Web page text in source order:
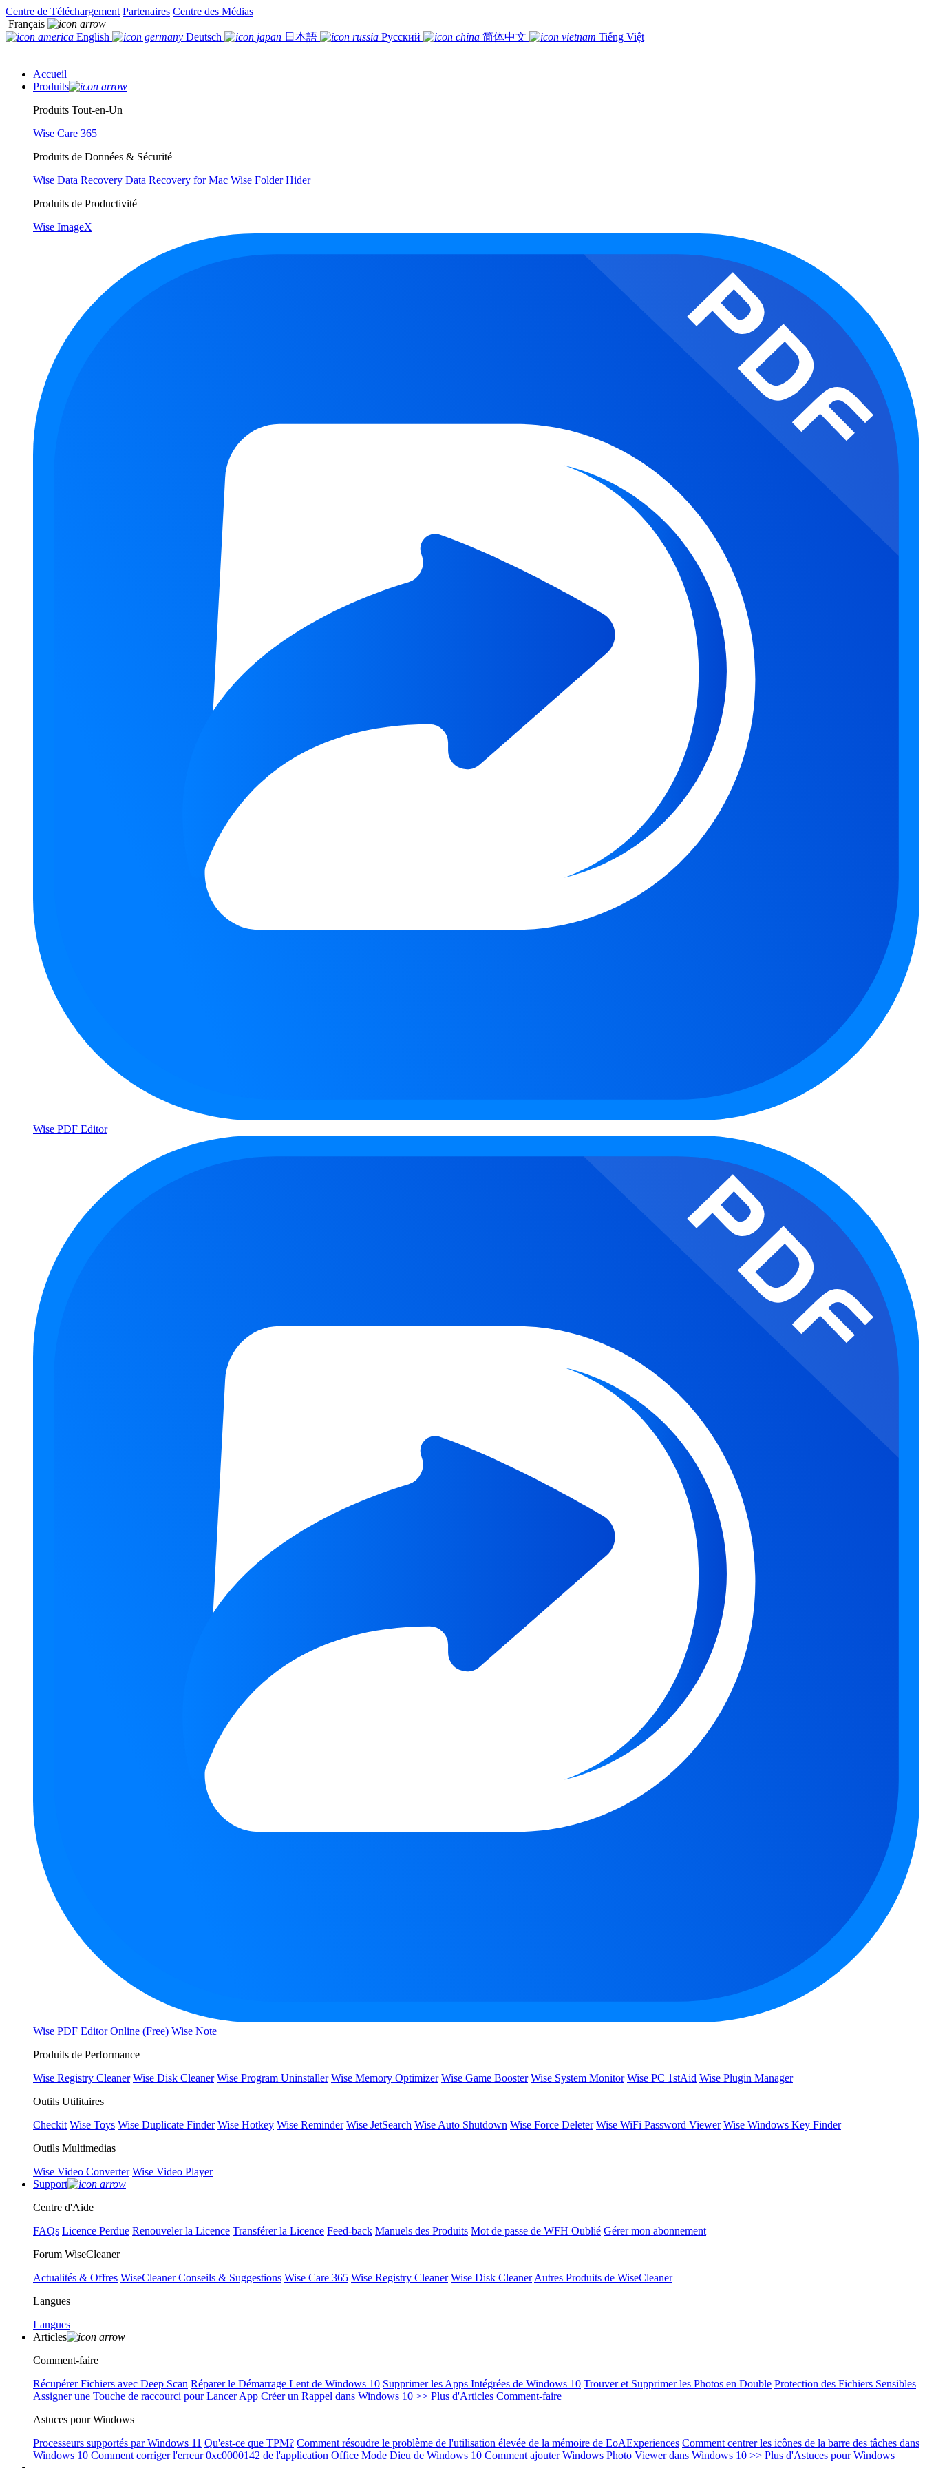
Centre de Téléchargement Partenaires Centre des Médias
Français
English
Deutsch 日本語 Русский 简体中文 Tiếng Việt
Accueil
Produits
Produits Tout-en-Un
Wise Care 365
Produits de Données & Sécurité
Wise Data Recovery Data Recovery for Mac Wise Folder Hider
Produits de Productivité
Wise ImageX
Wise PDF Editor
Wise PDF Editor Online (Free) Wise Note
Produits de Performance
Wise Registry Cleaner Wise Disk Cleaner Wise Program Uninstaller Wise Memory Optimizer Wise Game Booster Wise System Monitor Wise PC 1stAid Wise Plugin Manager
Outils Utilitaires
Checkit Wise Toys Wise Duplicate Finder Wise Hotkey Wise Reminder Wise JetSearch Wise Auto Shutdown Wise Force Deleter Wise WiFi Password Viewer Wise Windows Key Finder
Outils Multimedias
Wise Video Converter Wise Video Player
Support
Centre d'Aide
FAQs Licence Perdue Renouveler la Licence Transférer la Licence Feed-back Manuels des Produits Mot de passe de WFH Oublié Gérer mon abonnement
Forum WiseCleaner
Actualités & Offres WiseCleaner Conseils & Suggestions Wise Care 365 Wise Registry Cleaner Wise Disk Cleaner Autres Produits de WiseCleaner
Langues
Langues
Articles
Comment-faire
Récupérer Fichiers avec Deep Scan Réparer le Démarrage Lent de Windows 10 Supprimer les Apps Intégrées de Windows 10 Trouver et Supprimer les Photos en Double Protection des Fichiers Sensibles
Assigner une Touche de raccourci pour Lancer App Créer un Rappel dans Windows 10 >> Plus d'Articles Comment-faire
Astuces pour Windows
Processeurs supportés par Windows 11 Qu'est-ce que TPM? Comment résoudre le problème de l'utilisation élevée de la mémoire de EoAExperiences Comment centrer les icônes de la barre des tâches dans
Windows 10 Comment corriger l'erreur 0xc0000142 de l'application Office Mode Dieu de Windows 10 Comment ajouter Windows Photo Viewer dans Windows 10 >> Plus d'Astuces pour Windows